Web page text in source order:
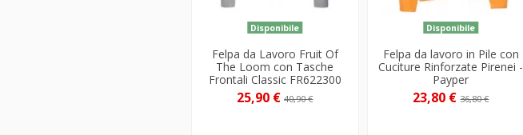
Disponibile
Felpa da Lavoro Fruit Of
The Loom con Tasche
Frontali Classic FR622300
25,90 €40,90 €
Disponibile
Felpa da lavoro in Pile con
Cuciture Rinforzate Pirenei -
Payper
23,80 €36,80 €